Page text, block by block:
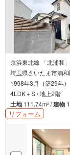
京浜東北線 「北浦和
埼玉県さいたま市浦
1998年3月（築29年）
4LDK＋S / 地上2階
土地111.74m2 /建物
リフォーム